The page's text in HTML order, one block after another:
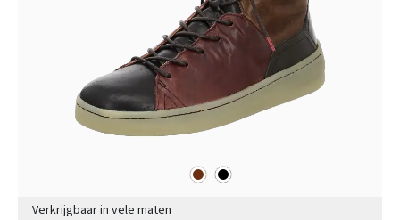
bruinzwart
Verkrijgbaar in vele maten